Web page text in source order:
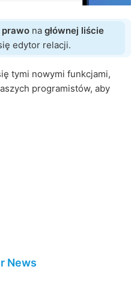
prawo na głównej liście
edytor relacji.
tymi nowymi funkcjami,
programistów, aby
News